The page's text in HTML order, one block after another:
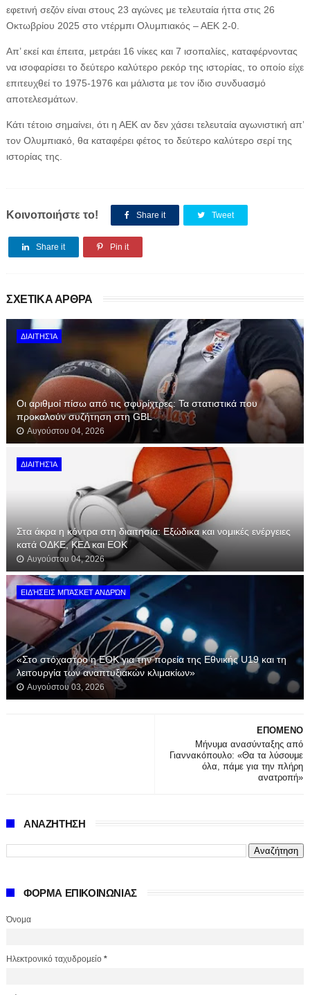
εφετινή σεζόν είναι στους 23 αγώνες με τελευταία ήττα στις 26
Οκτωβρίου 2025 στο ντέρμπι Ολυμπιακός – ΑΕΚ 2-0.
Απ’ εκεί και έπειτα, μετράει 16 νίκες και 7 ισοπαλίες, καταφέρνοντας
να ισοφαρίσει το δεύτερο καλύτερο ρεκόρ της ιστορίας, το οποίο είχε
επιτευχθεί το 1975-1976 και μάλιστα με τον ίδιο συνδυασμό
αποτελεσμάτων.
Κάτι τέτοιο σημαίνει, ότι η ΑΕΚ αν δεν χάσει τελευταία αγωνιστική απ’
τον Ολυμπιακό, θα καταφέρει φέτος το δεύτερο καλύτερο σερί της
ιστορίας της.
Κοινοποιήστε το! Share it Tweet
Share it Pin it
ΣΧΕΤΙΚΑ ΑΡΘΡΑ
ΔΙΑΙΤΗΣΊΑ
Οι αριθμοί πίσω από τις σφυρίχτρες: Τα στατιστικά που
προκαλούν συζήτηση στη GBL
Αυγούστου 04, 2026
ΔΙΑΙΤΗΣΊΑ
Στα άκρα η κόντρα στη διαιτησία: Εξώδικα και νομικές ενέργειες
κατά ΟΔΚΕ, ΚΕΔ και ΕΟΚ
Αυγούστου 04, 2026
ΕΙΔΉΣΕΙΣ ΜΠΆΣΚΕΤ ΑΝΔΡΏΝ
«Στο στόχαστρο η ΕΟΚ για την πορεία της Εθνικής U19 και τη
λειτουργία των αναπτυξιακών κλιμακίων»
Αυγούστου 03, 2026
ΕΠΟΜΕΝΟ
Μήνυμα ανασύνταξης από
Γιαννακόπουλο: «Θα τα λύσουμε
όλα, πάμε για την πλήρη
ανατροπή»
ΑΝΑΖΗΤΗΣΗ
ΦΟΡΜΑ ΕΠΙΚΟΙΝΩΝΙΑΣ
Όνομα
Ηλεκτρονικό ταχυδρομείο *